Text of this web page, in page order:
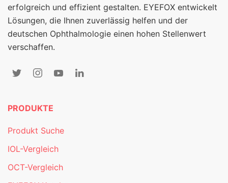
erfolgreich und effizient gestalten. EYEFOX entwickelt
Lösungen, die Ihnen zuverlässig helfen und der
deutschen Ophthalmologie einen hohen Stellenwert
verschaffen.
PRODUKTE
Produkt Suche
IOL-Vergleich
OCT-Vergleich